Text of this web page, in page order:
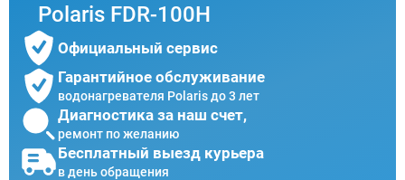
Polaris FDR-100H
Официальный сервис
Гарантийное обслуживание
водонагревателя Polaris до 3 лет
Диагностика за наш счет,
ремонт по желанию
Бесплатный выезд курьера
в день обращения